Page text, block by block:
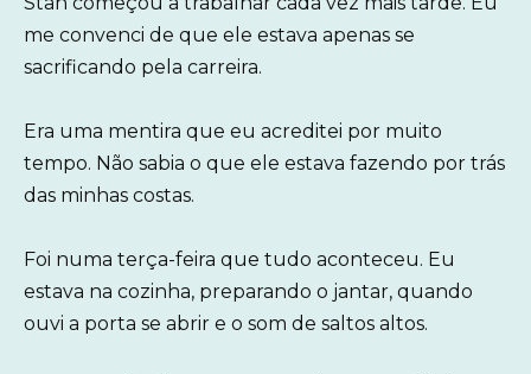
me convenci de que ele estava apenas se
sacrificando pela carreira.
Era uma mentira que eu acreditei por muito
tempo. Não sabia o que ele estava fazendo por trás
das minhas costas.
Foi numa terça-feira que tudo aconteceu. Eu
estava na cozinha, preparando o jantar, quando
ouvi a porta se abrir e o som de saltos altos.